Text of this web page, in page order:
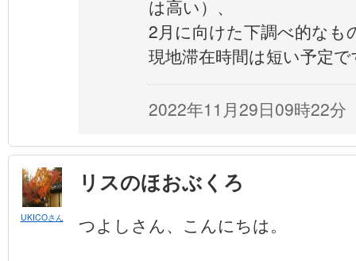
は高い）、
2月に向けた下調べ的なも
現地滞在時間は短い予定
2022年11月29日09時22分
UKICOさん
リスのほおぶくろ
つよしさん、こんにちは。